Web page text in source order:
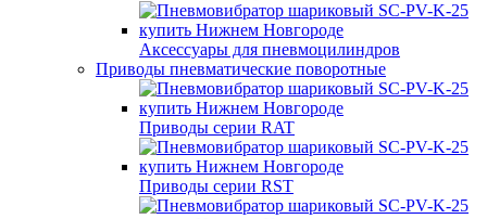
Аксессуары для пневмоцилиндров
Приводы пневматические поворотные
Приводы серии RAT
Приводы серии RST